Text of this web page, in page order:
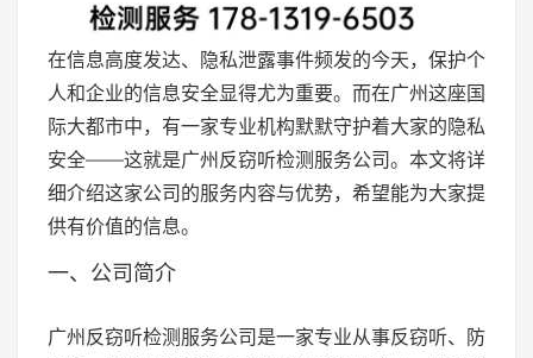
在信息高度发达、隐私泄露事件频发的今天，保护个
人和企业的信息安全显得尤为重要。而在广州这座国
际大都市中，有一家专业机构默默守护着大家的隐私
安全——这就是广州反窃听检测服务公司。本文将详
细介绍这家公司的服务内容与优势，希望能为大家提
供有价值的信息。
一、公司简介
广州反窃听检测服务公司是一家专业从事反窃听、防